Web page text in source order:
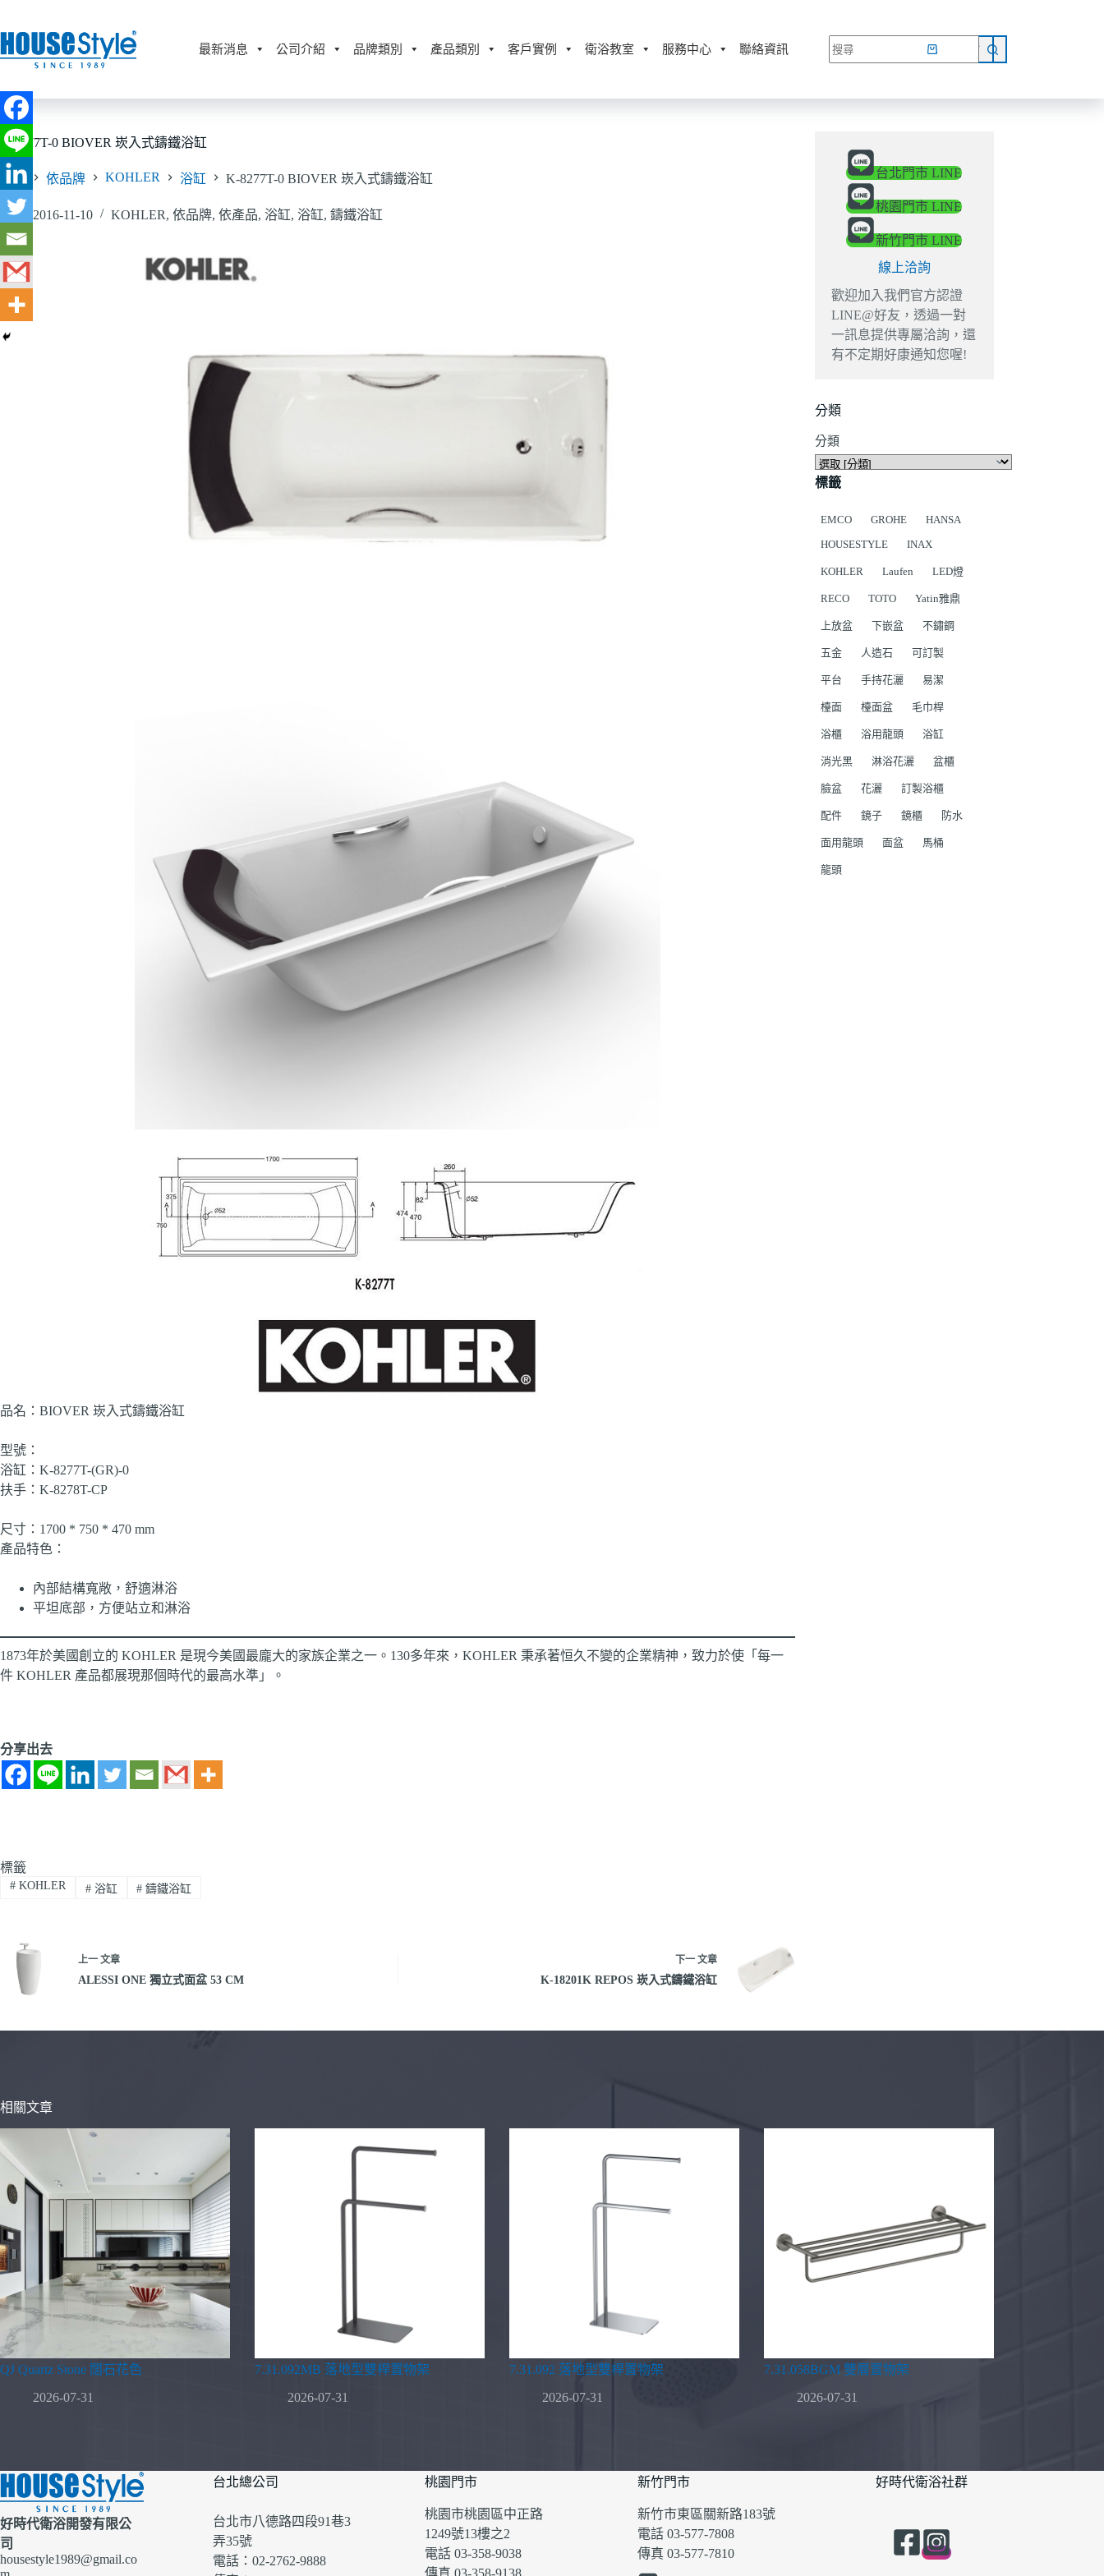
至
主
內
容
最新消息 公司介紹 品牌類別 產品類別 客戶實例 衛浴教室 服務中心 聯絡資訊 網路商店
K-8277T-0 BIOVER 崁入式鑄鐵浴缸
首頁 依品牌 KOHLER 浴缸 K-8277T-0 BIOVER 崁入式鑄鐵浴缸
2016-11-10 KOHLER, 依品牌, 依產品, 浴缸, 浴缸, 鑄鐵浴缸
品名：BIOVER 崁入式鑄鐵浴缸
型號：
浴缸：K-8277T-(GR)-0
扶手：K-8278T-CP
尺寸：1700 * 750 * 470 mm
產品特色：
內部結構寬敞，舒適淋浴
平坦底部，方便站立和淋浴
1873年於美國創立的 KOHLER 是現今美國最龐大的家族企業之一。130多年來，KOHLER 秉承著恒久不變的企業精神，致力於使「每一
件 KOHLER 產品都展現那個時代的最高水準」。
分享出去
標籤
#KOHLER #浴缸 # 鑄鐵浴缸
上一 文章
ALESSI ONE 獨立式面盆 53 CM
下一 文章
K-18201K REPOS 崁入式鑄鐵浴缸
台北門市 LINE
桃園門市 LINE
新竹門市 LINE
線上洽詢
歡迎加入我們官方認證
LINE@好友，透過一對
一訊息提供專屬洽詢，還
有不定期好康通知您喔!
分類
分類
標籤
EMCO GROHE
HANSA
HOUSESTYLE
INAX
KOHLER Laufen LED燈
RECO TOTO Yatin雅鼎
上放盆 下嵌盆 不鏽鋼
五金 人造石 可訂製
平台 手持花灑 易潔
檯面 檯面盆 毛巾桿
浴櫃 浴用龍頭 浴缸
消光黑 淋浴花灑 盆櫃
臉盆 花灑 訂製浴櫃
配件 鏡子 鏡櫃 防水
面用龍頭 面盆 馬桶
龍頭
相關文章
QJ Quartz Stone 闊石花色
2026-07-31
7.31.092MB 落地型雙桿置物架
2026-07-31
7.31.092 落地型雙桿置物架
2026-07-31
7.31.058BGM 雙層置物架
2026-07-31
好時代衛浴開發有限公
司
housestyle1989@gmail.co
台北總公司
台北市八德路四段91巷3
弄35號
電話：02-2762-9888
桃園門市
桃園市桃園區中正路
1249號13樓之2
電話 03-358-9038
傳真 03-358-9138
新竹門市
新竹市東區關新路183號
電話 03-577-7808
傳真 03-577-7810
好時代衛浴社群